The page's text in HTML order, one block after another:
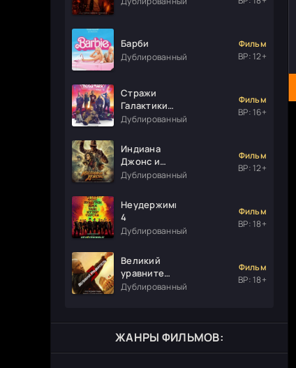
Барби
Дублированный
Фильм
ВР: 12+
Стражи
Галактики.
Часть 3
Дублированный
Фильм
ВР: 16+
Индиана
Джонс и
колесо
Дублированный
Фильм
ВР: 12+
Неудержимые
4
Дублированный
Фильм
ВР: 18+
Великий
уравнитель
3
Дублированный
Фильм
ВР: 18+
ЖАНРЫ ФИЛЬМОВ: